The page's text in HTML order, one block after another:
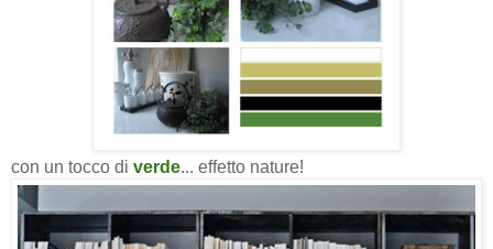
con un tocco di verde... effetto nature!